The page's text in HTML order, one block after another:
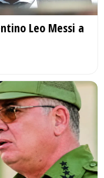
Leo Messi a